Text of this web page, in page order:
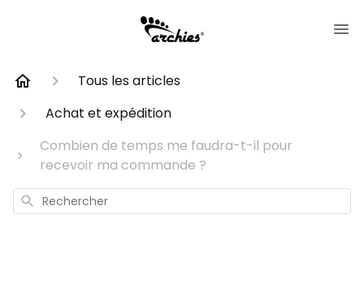
Tous les articles
Achat et expédition
Combien de temps me faudra-t-il pour
recevoir ma commande ?
Rechercher